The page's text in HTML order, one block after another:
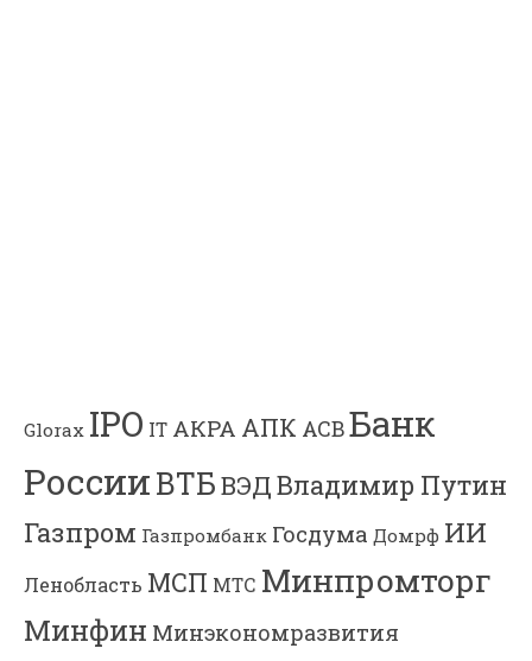
Glorax IPO IT АКРА АПК АСВБанк
РоссииВТБВЭДВладимир Путин
Газпром Газпромбанк Госдума Домрф ИИ
Ленобласть МСП МТС Минпромторг
Минфин Минэкономразвития